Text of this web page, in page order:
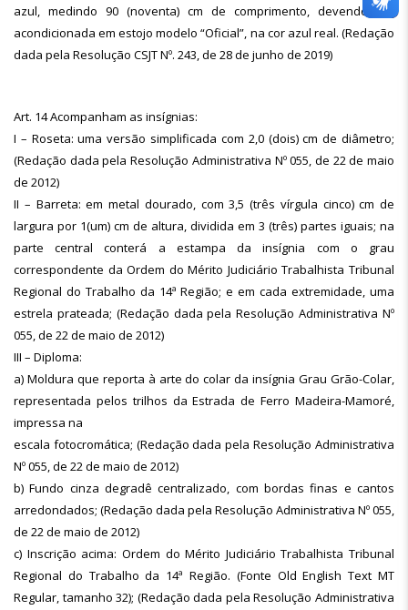
azul, medindo 90 (noventa) cm de comprimento, devendo ser
acondicionada em estojo modelo “Oficial”, na cor azul real. (Redação
dada pela Resolução CSJT Nº. 243, de 28 de junho de 2019)
Art. 14 Acompanham as insígnias:
I – Roseta: uma versão simplificada com 2,0 (dois) cm de diâmetro;
(Redação dada pela Resolução Administrativa Nº 055, de 22 de maio
de 2012)
II – Barreta: em metal dourado, com 3,5 (três vírgula cinco) cm de
largura por 1(um) cm de altura, dividida em 3 (três) partes iguais; na
parte central conterá a estampa da insígnia com o grau
correspondente da Ordem do Mérito Judiciário Trabalhista Tribunal
Regional do Trabalho da 14ª Região; e em cada extremidade, uma
estrela prateada; (Redação dada pela Resolução Administrativa Nº
055, de 22 de maio de 2012)
III – Diploma:
a) Moldura que reporta à arte do colar da insígnia Grau Grão-Colar,
representada pelos trilhos da Estrada de Ferro Madeira-Mamoré,
impressa na
escala fotocromática; (Redação dada pela Resolução Administrativa
Nº 055, de 22 de maio de 2012)
b) Fundo cinza degradê centralizado, com bordas finas e cantos
arredondados; (Redação dada pela Resolução Administrativa Nº 055,
de 22 de maio de 2012)
c) Inscrição acima: Ordem do Mérito Judiciário Trabalhista Tribunal
Regional do Trabalho da 14ª Região. (Fonte Old English Text MT
Regular, tamanho 32); (Redação dada pela Resolução Administrativa